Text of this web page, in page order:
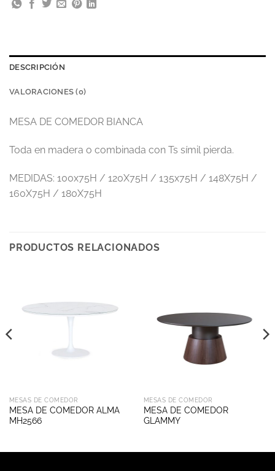
DESCRIPCIÓN
VALORACIONES (0)
MESA DE COMEDOR BIANCA
Toda en madera o combinada con Ts símil pierda.
MEDIDAS: 100x75H / 120X75H / 135x75H / 148X75H /
160X75H / 180X75H
PRODUCTOS RELACIONADOS
MESAS DE COMEDOR
MESA DE COMEDOR ALMA
MH2566
MESAS DE COMEDOR
MESA DE COMEDOR
GLAMMY